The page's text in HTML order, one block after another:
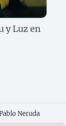
y Luz en
Neruda